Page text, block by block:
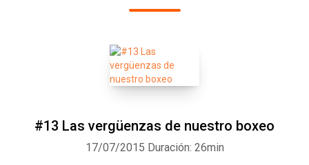
#13 Las vergüenzas de nuestro boxeo
17/07/2015 Duración: 26min